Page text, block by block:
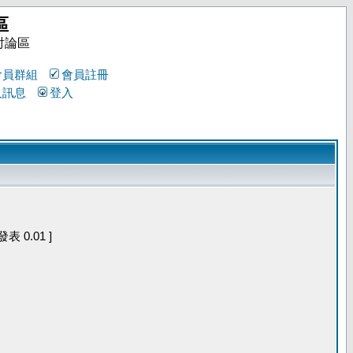
論區
群組
會員註冊
息
登入
表 0.01 ]